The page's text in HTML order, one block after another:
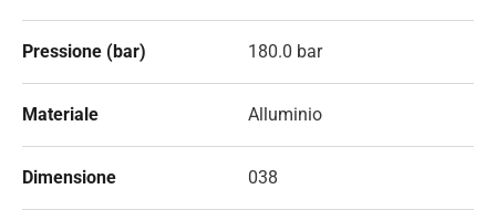
Pressione (bar) 180.0 bar
Materiale Alluminio
Dimensione 038